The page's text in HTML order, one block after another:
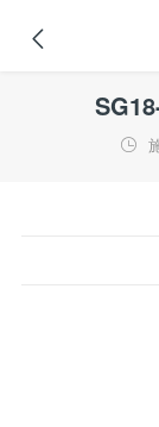

推土机
